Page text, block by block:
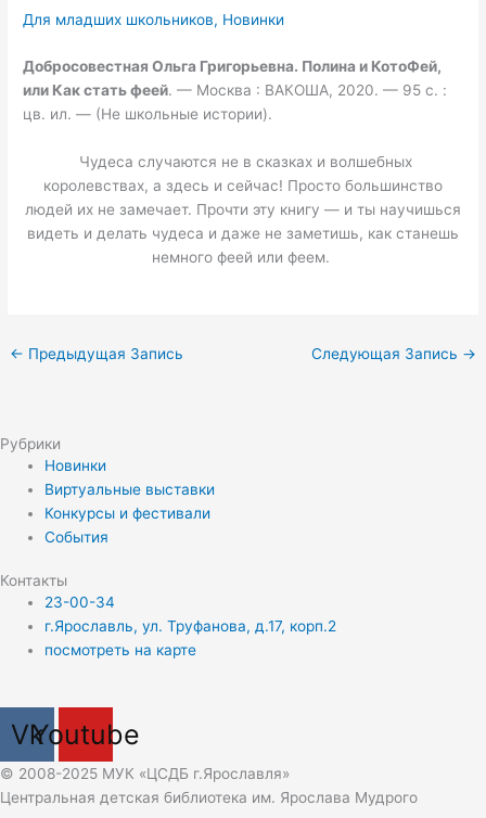
Для младших школьников, Новинки
Добросовестная Ольга Григорьевна. Полина и КотоФей,
или Как стать феей. — Москва : ВАКОША, 2020. — 95 с. :
цв. ил. — (Не школьные истории).
Чудеса случаются не в сказках и волшебных
королевствах, а здесь и сейчас! Просто большинство
людей их не замечает. Прочти эту книгу — и ты научишься
видеть и делать чудеса и даже не заметишь, как станешь
немного феей или феем.
← Предыдущая Запись Следующая Запись →
Рубрики
Новинки
Виртуальные выставки
Конкурсы и фестивали
События
Контакты
23-00-34
г.Ярославль, ул. Труфанова, д.17, корп.2
посмотреть на карте
VkYoutube
© 2008-2025 МУК «ЦСДБ г.Ярославля»
Центральная детская библиотека им. Ярослава Мудрого